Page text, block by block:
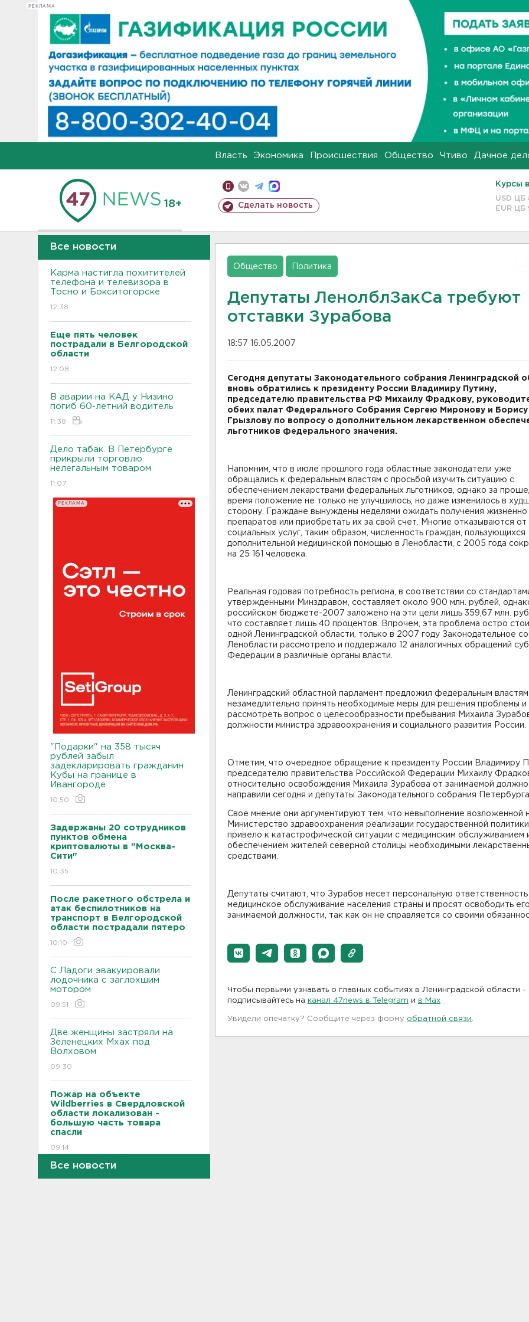
РЕКЛАМА
Власть Экономика Происшествия Общество Чтиво Дачное
18+ Сделать новость
Курсы
USD ЦБ
EUR ЦБ
Все новости
Карма настигла похитителей
телефона и телевизора в
Тосно и Бокситогорске
12:38
Еще пять человек
пострадали в Белгородской
области
12:08
В аварии на КАД у Низино
погиб 60-летний водитель
11:38
Дело табак. В Петербурге
прикрыли торговлю
нелегальным товаром
11:07
РЕКЛАМА
"Подарки" на 358 тысяч
рублей забыл
задекларировать гражданин
Кубы на границе в
Ивангороде
10:50
Задержаны 20 сотрудников
пунктов обмена
криптовалюты в "Москва-
Сити"
10:35
После ракетного обстрела и
атак беспилотников на
транспорт в Белгородской
области пострадали пятеро
10:10
С Ладоги эвакуировали
лодочника с заглохшим
мотором
09:51
Две женщины застряли на
Зеленецких Мхах под
Волховом
09:30
Пожар на объекте
Wildberries в Свердловской
области локализован -
большую часть товара
спасли
09:14
Все новости
Общество Политика
Депутаты ЛенолблЗакСа требуют
отставки Зурабова
18:57 16.05.2007
Сегодня депутаты Законодательного собрания Ленинградской
вновь обратились к президенту России Владимиру Путину,
председателю правительства РФ Михаилу Фрадкову,
обеих палат Федерального Собрания Сергею Миронову и Борису
Грызлову по вопросу о дополнительном лекарственном
льготников федерального значения.
Напомним, что в июле прошлого года областные законодатели уже
обращались к федеральным властям с просьбой изучить ситуацию с
обеспечением лекарствами федеральных льготников, однако за
время положение не только не улучшилось, но даже изменилось в
сторону. Граждане вынуждены неделями ожидать получения
препаратов или приобретать их за свой счет. Многие отказываются от
социальных услуг, таким образом, численность граждан, пользующихся
дополнительной медицинской помощью в Ленобласти, с 2005 года
на 25 161 человека.
Реальная годовая потребность региона, в соответствии со
утвержденными Минздравом, составляет около 900 млн. рублей,
российском бюджете-2007 заложено на эти цели лишь 359,67 млн.
что составляет лишь 40 процентов. Впрочем, эта проблема остро
одной Ленинградской области, только в 2007 году Законодательное
Ленобласти рассмотрело и поддержало 12 аналогичных обращений
Федерации в различные органы власти.
Ленинградский областной парламент предложил федеральным властям
незамедлительно принять необходимые меры для решения проблемы и
рассмотреть вопрос о целесообразности пребывания Михаила
должности министра здравоохранения и социального развития России.
Отметим, что очередное обращение к президенту России Владимиру
председателю правительства Российской Федерации Михаилу
относительно освобождения Михаила Зурабова от занимаемой
направили сегодня и депутаты Законодательного собрания Петербурга.
Свое мнение они аргументируют тем, что невыполнение возложенной
Министерство здравоохранения реализации государственной политики
привело к катастрофической ситуации с медицинским обслуживанием
обеспечением жителей северной столицы необходимыми
средствами.
Депутаты считают, что Зурабов несет персональную ответственность
медицинское обслуживание населения страны и просят освободить
занимаемой должности, так как он не справляется со своими
Чтобы первыми узнавать о главных событиях в Ленинградской области -
подписывайтесь на канал 47news в Telegram и в Maх
Увидели опечатку? Сообщите через форму обратной связи